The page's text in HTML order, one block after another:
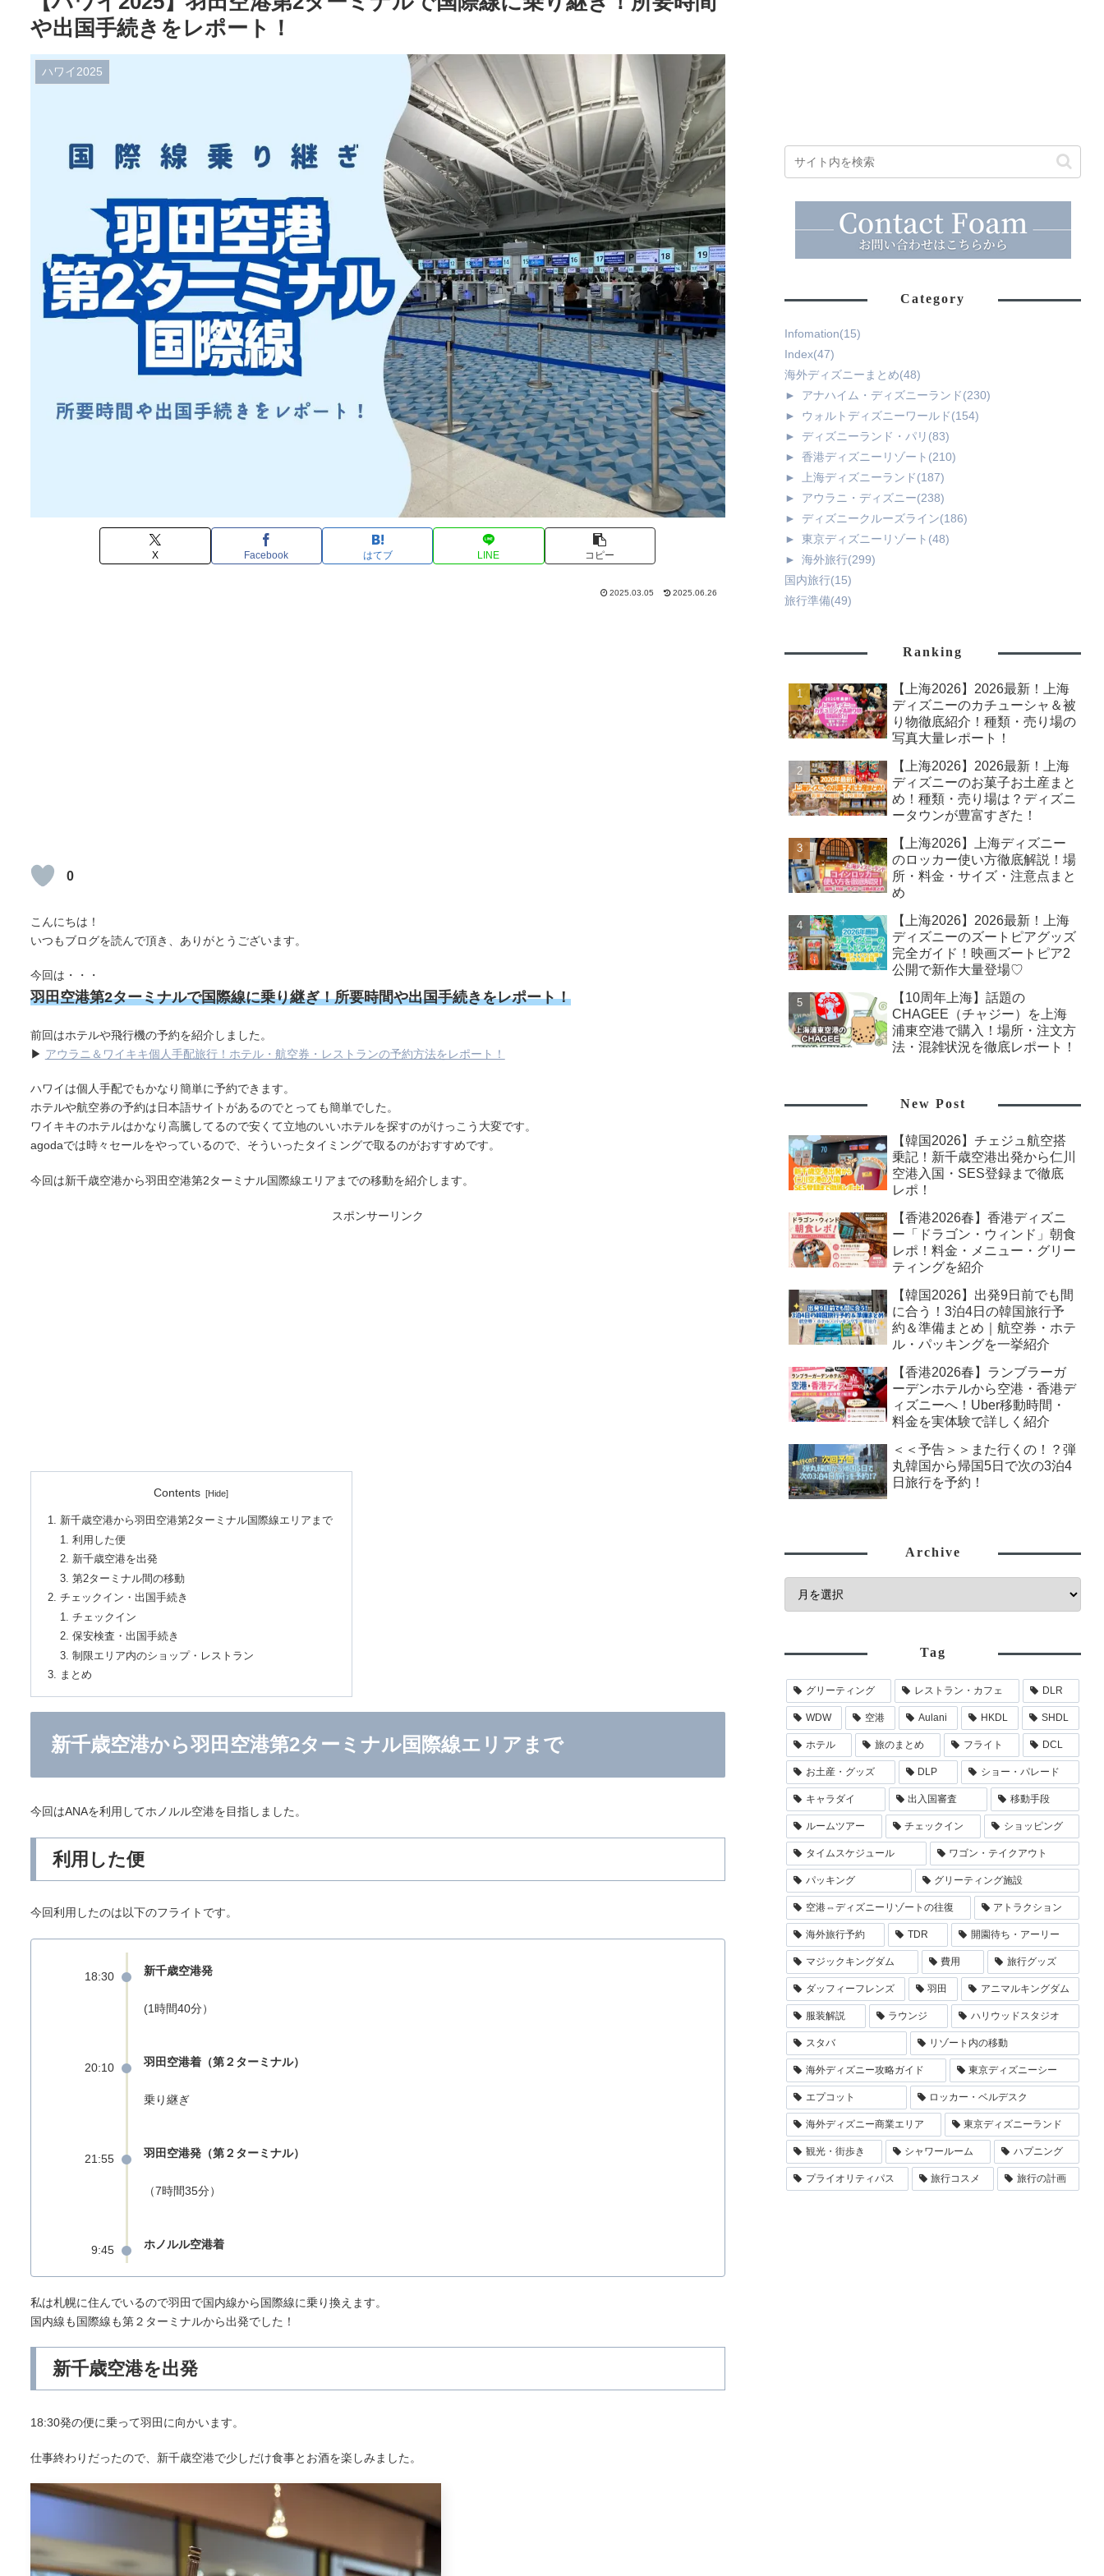
や出国手続きをレポート！
ハワイ2025
X Facebook はてブ LINE コピー
2025.03.05 2025.06.26
0
こんにちは！
いつもブログを読んで頂き、ありがとうございます。
今回は・・・
羽田空港第2ターミナルで国際線に乗り継ぎ！所要時間や出国手続きをレポート！
前回はホテルや飛行機の予約を紹介しました。
▶ アウラニ＆ワイキキ個人手配旅行！ホテル・航空券・レストランの予約方法をレポート！
ハワイは個人手配でもかなり簡単に予約できます。
ホテルや航空券の予約は日本語サイトがあるのでとっても簡単でした。
ワイキキのホテルはかなり高騰してるので安くて立地のいいホテルを探すのがけっこう大変です。
agodaでは時々セールをやっているので、そういったタイミングで取るのがおすすめです。
今回は新千歳空港から羽田空港第2ターミナル国際線エリアまでの移動を紹介します。
スポンサーリンク
Contents
新千歳空港から羽田空港第2ターミナル国際線エリアまで
利用した便
新千歳空港を出発
第2ターミナル間の移動
チェックイン・出国手続き
チェックイン
保安検査・出国手続き
制限エリア内のショップ・レストラン
まとめ
新千歳空港から羽田空港第2ターミナル国際線エリアまで
今回はANAを利用してホノルル空港を目指しました。
利用した便
今回利用したのは以下のフライトです。
18:30 新千歳空港発
(1時間40分）
20:10 羽田空港着（第２ターミナル）
乗り継ぎ
21:55 羽田空港発（第２ターミナル）
（7時間35分）
9:45 ホノルル空港着
私は札幌に住んでいるので羽田で国内線から国際線に乗り換えます。
国内線も国際線も第２ターミナルから出発でした！
新千歳空港を出発
18:30発の便に乗って羽田に向かいます。
仕事終わりだったので、新千歳空港で少しだけ食事とお酒を楽しみました。
Category
Infomation(15)
Index(47)
海外ディズニーまとめ(48)
►
アナハイム・ディズニーランド(230)
►
ウォルトディズニーワールド(154)
►
ディズニーランド・パリ (83)
►
香港ディズニーリゾート (210)
►
上海ディズニーランド(187)
►
アウラニ・ディズニー(238)
►
ディズニークルーズライン(186)
►
東京ディズニーリゾート (48)
►
海外旅行(299)
国内旅行(15)
旅行準備(49)
Ranking
【上海2026】2026最新！上海
ディズニーのカチューシャ＆被
り物徹底紹介！種類・売り場の
写真大量レポート！
【上海2026】2026最新！上海
ディズニーのお菓子お土産まと
め！種類・売り場は？ディズニ
ータウンが豊富すぎた！
【上海2026】上海ディズニー
のロッカー使い方徹底解説！場
所・料金・サイズ・注意点まと
め
【上海2026】2026最新！上海
ディズニーのズートピアグッズ
完全ガイド！映画ズートピア2
公開で新作大量登場♡
【10周年上海】話題の
CHAGEE（チャジー）を上海
浦東空港で購入！場所・注文方
法・混雑状況を徹底レポート！
New Post
【韓国2026】チェジュ航空搭
乗記！新千歳空港出発から仁川
空港入国・SES登録まで徹底
レポ！
【香港2026春】香港ディズニ
ー「ドラゴン・ウィンド」朝食
レポ！料金・メニュー・グリー
ティングを紹介
【韓国2026】出発9日前でも間
に合う！3泊4日の韓国旅行予
約＆準備まとめ｜航空券・ホテ
ル・パッキングを一挙紹介
【香港2026春】ランブラーガ
ーデンホテルから空港・香港デ
ィズニーへ！Uber移動時間・
料金を実体験で詳しく紹介
＜＜予告＞＞また行くの！？弾
丸韓国から帰国5日で次の3泊4
日旅行を予約！
Archive
Tag
グリーティング レストラン・カフェ DLR
WDW 空港 Aulani HKDL SHDL
ホテル 旅のまとめ フライト DCL
お土産・グッズ DLP ショー・パレード
キャラダイ 出入国審査 移動手段
ルームツアー チェックイン ショッピング
タイムスケジュール ワゴン・テイクアウト
パッキング グリーティング施設
空港⇔ディズニーリゾートの往復 アトラクション
海外旅行予約 TDR 開園待ち・アーリー
マジックキングダム 費用 旅行グッズ
ダッフィーフレンズ 羽田 アニマルキングダム
服装解説 ラウンジ ハリウッドスタジオ
スタバ リゾート内の移動
海外ディズニー攻略ガイド 東京ディズニーシー
エプコット ロッカー・ベルデスク
海外ディズニー商業エリア 東京ディズニーランド
観光・街歩き シャワールーム ハプニング
プライオリティパス 旅行コスメ 旅行の計画